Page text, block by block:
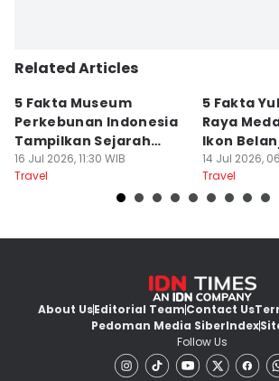
Related Articles
5 Fakta Museum
Perkebunan Indonesia
Tampilkan Sejarah
Tanah Deli
16 Jul 2026, 11:30 WIB
Travel
5 Fakta
Raya
Ikon
14 Jul 2026,
Travel
About UsEditorial TeamContact Us
Pedoman Media SiberIndex
Follow Us